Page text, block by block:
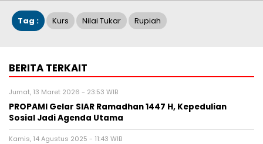
Tag : Kurs Nilai Tukar Rupiah
BERITA TERKAIT
Jumat, 13 Maret 2026 - 23:53 WIB
PROPAMI Gelar SIAR Ramadhan 1447 H, Kepedulian
Sosial Jadi Agenda Utama
Kamis, 14 Agustus 2025 - 11:43 WIB